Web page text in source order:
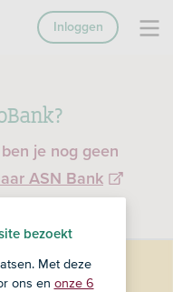
je nog geen
ASN Bank
Inloggen
bezoekt
Met deze
ons en onze 6